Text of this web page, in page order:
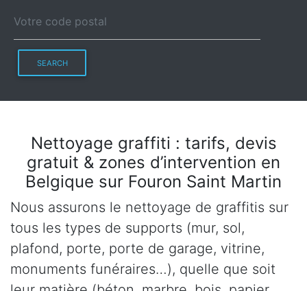
SEARCH
Nettoyage graffiti : tarifs, devis
gratuit & zones d’intervention en
Belgique sur Fouron Saint Martin
Nous assurons le nettoyage de graffitis sur
tous les types de supports (mur, sol,
plafond, porte, porte de garage, vitrine,
monuments funéraires…), quelle que soit